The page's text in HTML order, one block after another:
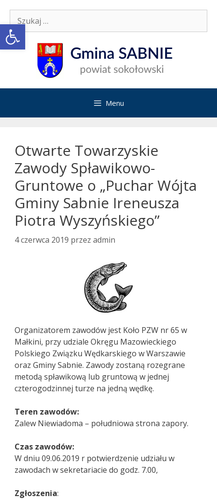
Open toolbar
treści
Menu
Otwarte Towarzyskie
Zawody Spławikowo-
Gruntowe o „Puchar Wójta
Gminy Sabnie Ireneusza
Piotra Wyszyńskiego”
4 czerwca 2019 przez admin
Organizatorem zawodów jest Koło PZW nr 65 w
Małkini, przy udziale Okręgu Mazowieckiego
Polskiego Związku Wędkarskiego w Warszawie
oraz Gminy Sabnie. Zawody zostaną rozegrane
metodą spławikową lub gruntową w jednej
czterogodzinnej turze na jedną wędkę.
Teren zawodów:
Zalew Niewiadoma – południowa strona zapory.
Czas zawodów:
W dniu 09.06.2019 r potwierdzenie udziału w
zawodach w sekretariacie do godz. 7.00,
Zgłoszenia: